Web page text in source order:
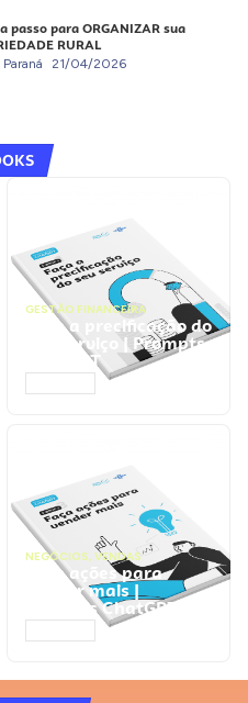
passo para ORGANIZAR sua
RURAL
21/04/2026
GESTÃO FINANCEIRA
Faça a precificação do
seu serviço | Prompts
ChatGPT
NEGÓCIOS, VENDAS
Faça ações para
vender mais |
Prompts ChatGPT